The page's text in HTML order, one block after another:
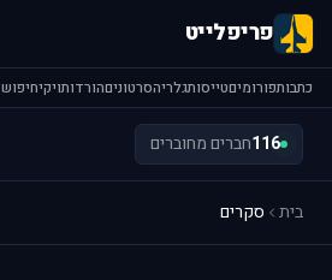
פריפלייט
כתבותפורומיםטייסותגלריהסרטוניםהורדותויקיחיפוש
116חברים מחוברים
בית סקרים